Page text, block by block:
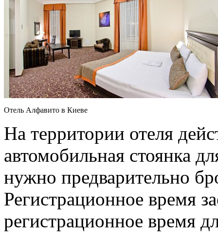
Отель Алфавито в Киеве
На территории отеля
автомобильная стоянка
нужно предварительно
Регистрационное время
регистрационное время